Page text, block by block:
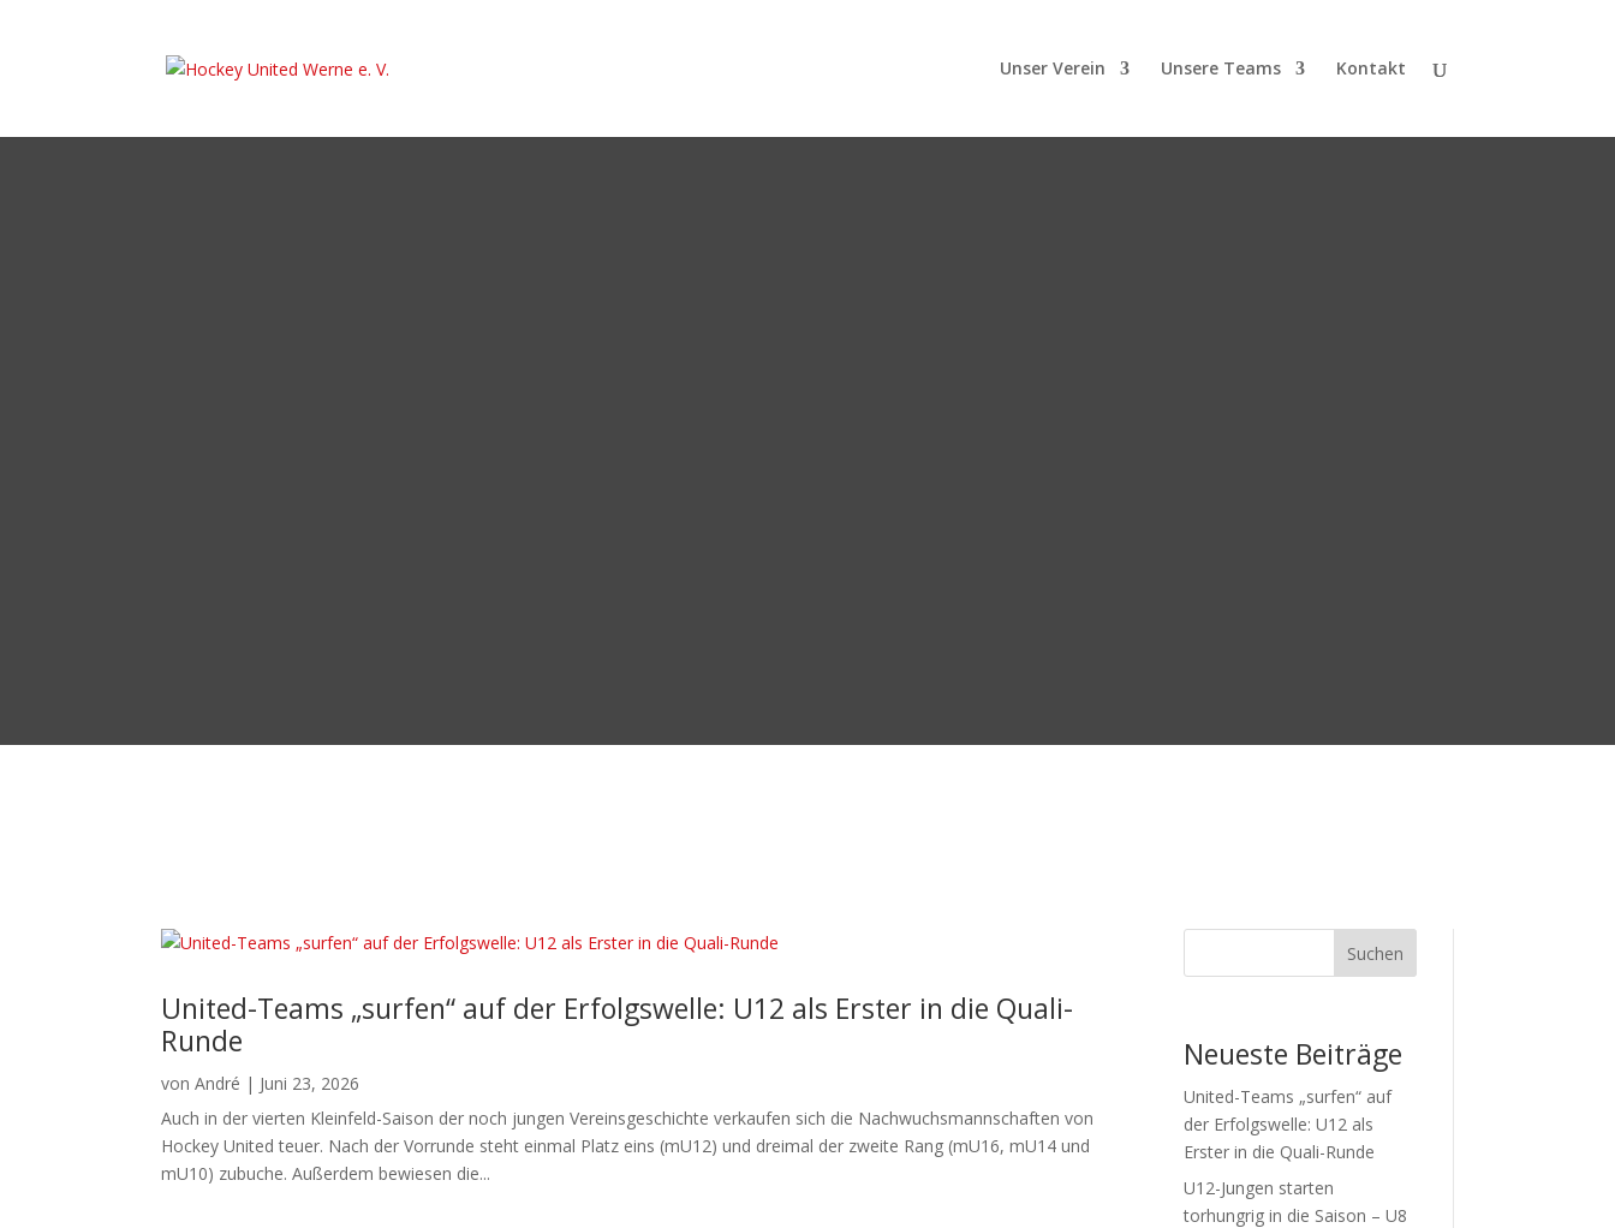
Unser Verein Unsere Teams Kontakt
United-Teams „surfen“ auf der Erfolgswelle: U12 als Erster in die Quali-
Runde
vonAndré | Juni 23, 2026
Auch in der vierten Kleinfeld-Saison der noch jungen Vereinsgeschichte verkaufen sich die Nachwuchsmannschaften von
Hockey United teuer. Nach der Vorrunde steht einmal Platz eins (mU12) und dreimal der zweite Rang (mU16, mU14 und
mU10) zubuche. Außerdem bewiesen die...
Suchen
Neueste Beiträge
United-Teams „surfen“ auf
der Erfolgswelle: U12 als
Erster in die Quali-Runde
U12-Jungen starten
torhungrig in die Saison – U8